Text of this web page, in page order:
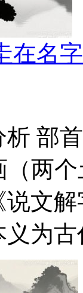
在名
部
（两
文
为